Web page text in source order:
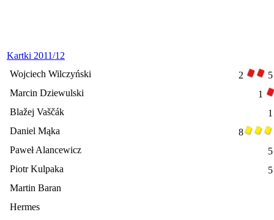
Kartki 2011/12
Wojciech Wilczyński
2
5
Marcin Dziewulski
1
Blažej Vaščák
Daniel Mąka
8
Paweł Alancewicz
5
Piotr Kulpaka
5
Martin Baran
Hermes